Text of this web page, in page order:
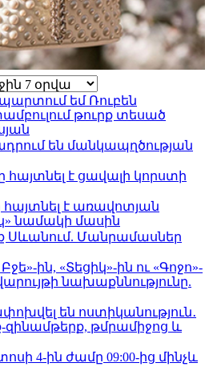
եմ Ռուբեն
թուրք տեսած
են մանկապղծության
հայտնել է ցավալի կորստի
հայտնել է առավոտյան
նամակի մասին
Մանրամասներ
ին, «Տեցիկ»-ին ու «Գոջո»-
նախաքննությունը.
են ոստիկանություն․
զինամթերք, թմրամիջոց և
4-ին ժամը 09:00-ից մինչև